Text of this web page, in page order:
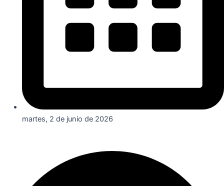
martes, 2 de junio de 2026